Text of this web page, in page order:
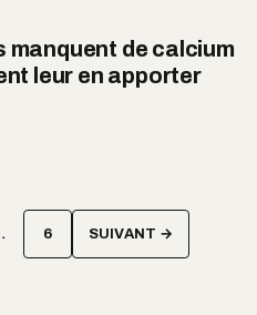
manquent de calcium
leur en apporter
Pagination
des
6 SUIVANT →